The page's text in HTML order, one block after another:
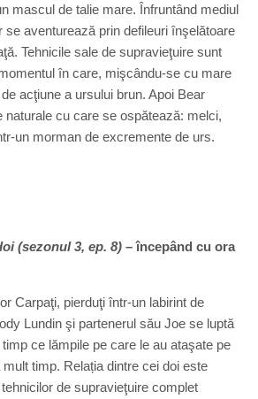
mascul de talie mare. Înfruntând mediul
se aventurează prin defileuri înşelătoare
Tehnicile sale de supravieţuire sunt
în care, mişcându-se cu mare
acţiune a ursului brun. Apoi Bear
naturale cu care se ospătează: melci,
un morman de excremente de urs.
(sezonul 3, ep. 8) – începând cu ora
Carpaţi, pierduţi într-un labirint de
Lundin şi partenerul său Joe se luptă
ce lămpile pe care le au ataşate pe
timp. Relația dintre cei doi este
de supravieţuire complet